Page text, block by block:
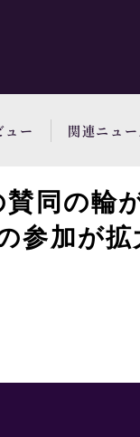
ュー 関連ニュー
賛同の輪
参加が拡